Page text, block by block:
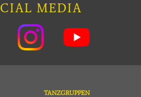
MEDIA
TANZGRUPPEN